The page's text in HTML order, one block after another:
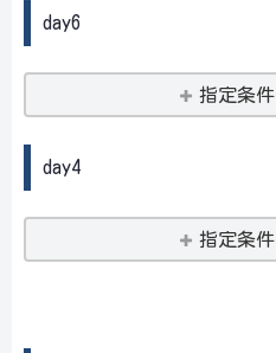
day6
指定条
day4
指定条